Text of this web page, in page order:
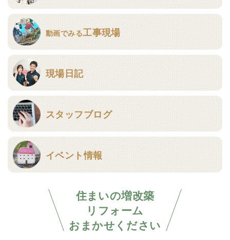
動画でみる工事現場
現場日記
スタッフブログ
イベント情報
住まいの増改築
リフォーム
おまかせください